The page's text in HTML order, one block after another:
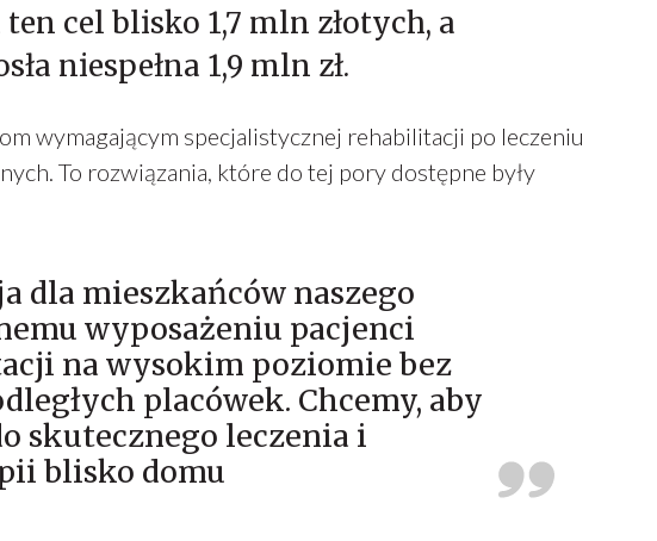
cel blisko 1,7 mln złotych, a
niespełna 1,9 mln zł.
wymagającym specjalistycznej rehabilitacji po leczeniu
To rozwiązania, które do tej pory dostępne były
dla mieszkańców naszego
wyposażeniu pacjenci
na wysokim poziomie bez
placówek. Chcemy, aby
skutecznego leczenia i
blisko domu